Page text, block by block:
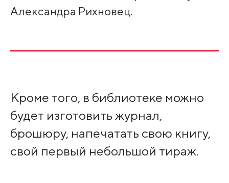
Александра Рихновец.
Кроме того, в библиотеке можно
будет изготовить журнал,
брошюру, напечатать свою книгу,
свой первый небольшой тираж.